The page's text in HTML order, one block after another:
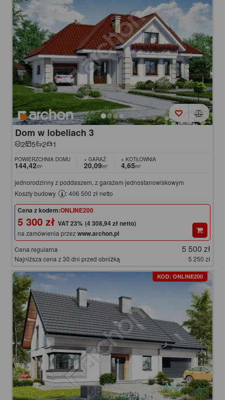
Dom w lobeliach 3
2 5 2 1
POWIERZCHNIA DOMU
144,42m²
+ GARAŻ
20,09m²
+ KOTŁOWNIA
4,65m²
jednorodzinny z poddaszem, z garażem jednostanowiskowym
Koszty budowy
: 406 500 zł netto
Cena z kodem:ONLINE200
5 300 zł (4 308,94 zł netto)
na zamówienia przezwww.archon.pl
Cena regularna 5 500 zł
Najniższa cena z 30 dni przed obniżką 5 250 zł
KOD: ONLINE200